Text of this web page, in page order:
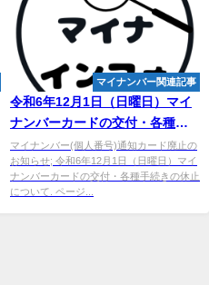
マイナンバー関連記事
令和6年12月1日（日曜日） マイ
ナンバーカードの交付・各種手
続きの休止について - 広川町
マイナンバー(個人番号)通知カード廃止の
お知らせ; 令和6年12月1日（日曜日）マイ
ナンバーカードの交付・各種手続きの休止
について. ページ...